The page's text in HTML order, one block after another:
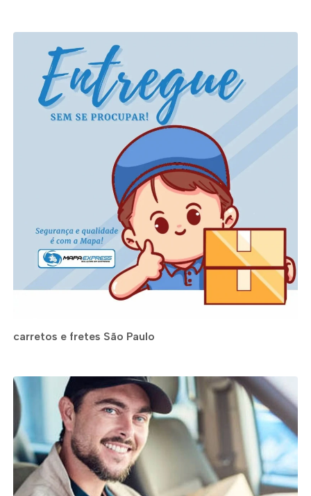
carretos e fretes São Paulo